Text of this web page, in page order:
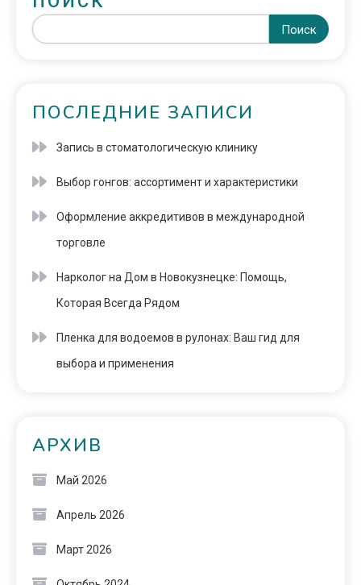
Поиск
ПОСЛЕДНИЕ ЗАПИСИ
Запись в стоматологическую клинику
Выбор гонгов: ассортимент и характеристики
Оформление аккредитивов в международной
торговле
Нарколог на Дом в Новокузнецке: Помощь,
Которая Всегда Рядом
Пленка для водоемов в рулонах: Ваш гид для
выбора и применения
АРХИВ
Май 2026
Апрель 2026
Март 2026